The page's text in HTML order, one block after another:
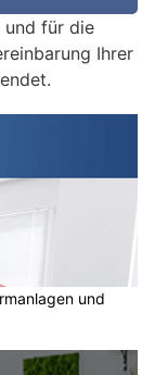
und für die
Ihrer
und